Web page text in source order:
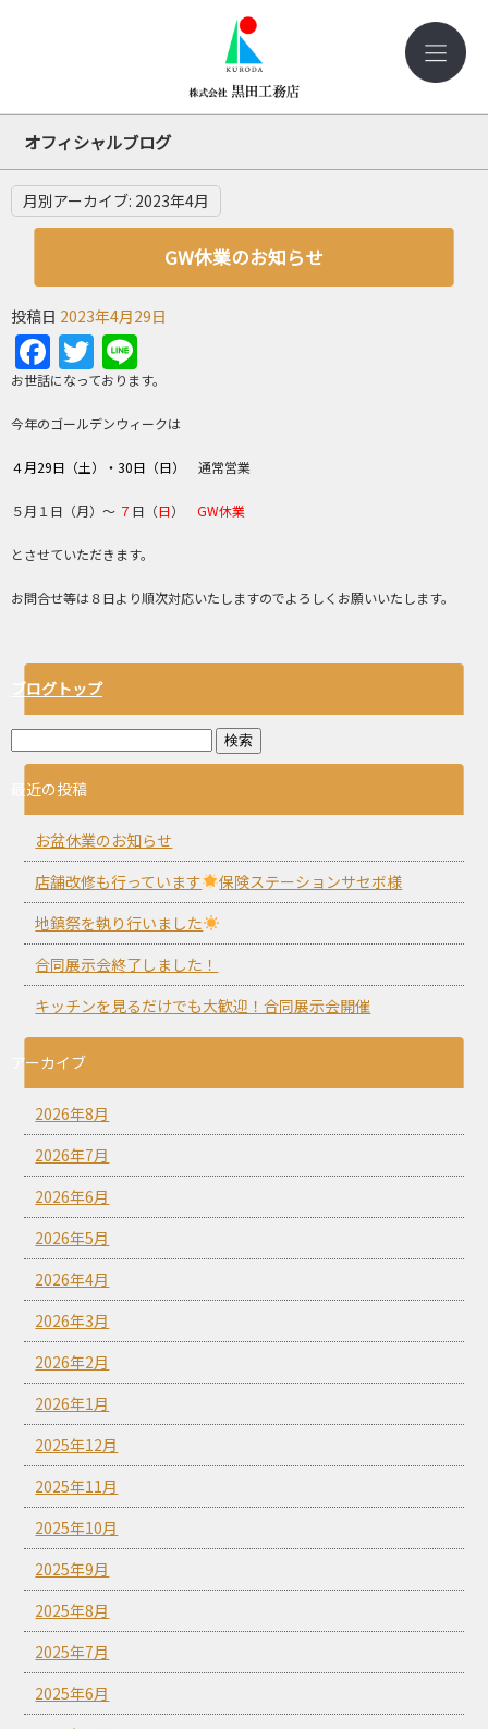
オフィシャルブログ
月別アーカイブ: 2023年4月
GW休業のお知らせ
投稿日 2023年4月29日
Facebook
Twitter
お世話になっております。
今年のゴールデンウィークは
４月29日（土）・30日（日） 通常営業
５月１日（月）～ ７日（日） GW休業
とさせていただきます。
お問合せ等は８日より順次対応いたしますのでよろしくお願いいたします。
ブログトップ
最近の投稿
お盆休業のお知らせ
店舗改修も行っています
保険ステーションサセボ様
地鎮祭を執り行いました
合同展示会終了しました！
キッチンを見るだけでも大歓迎！合同展示会開催
アーカイブ
2026年8月
2026年7月
2026年6月
2026年5月
2026年4月
2026年3月
2026年2月
2026年1月
2025年12月
2025年11月
2025年10月
2025年9月
2025年8月
2025年7月
2025年6月